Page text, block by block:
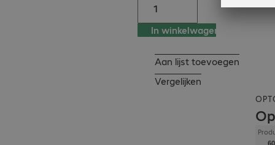
In winkelwagen
Aan lijst toevoegen
Vergelijken